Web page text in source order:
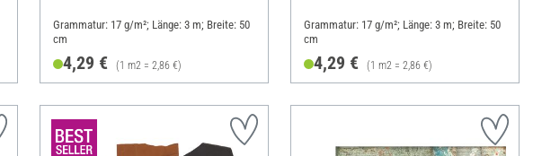
Grammatur: 17 g/m²; Länge: 3 m; Breite: 50
cm
4,29 € (1 m2 = 2,86 €)
Grammatur: 17 g/m²; Länge: 3 m; Breite: 50
cm
4,29 € (1 m2 = 2,86 €)